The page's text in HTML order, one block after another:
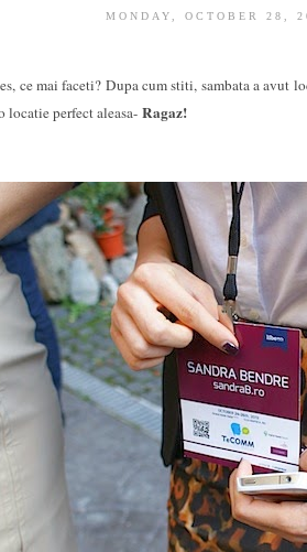
MONDAY, OCTOBER 28,
ce mai faceti? Dupa cum stiti, sambata a avut
locatie perfect aleasa- Ragaz!